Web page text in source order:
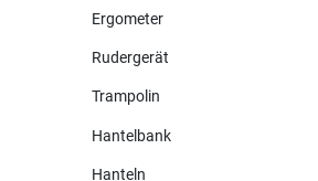
Ergometer
Rudergerät
Trampolin
Hantelbank
Hanteln